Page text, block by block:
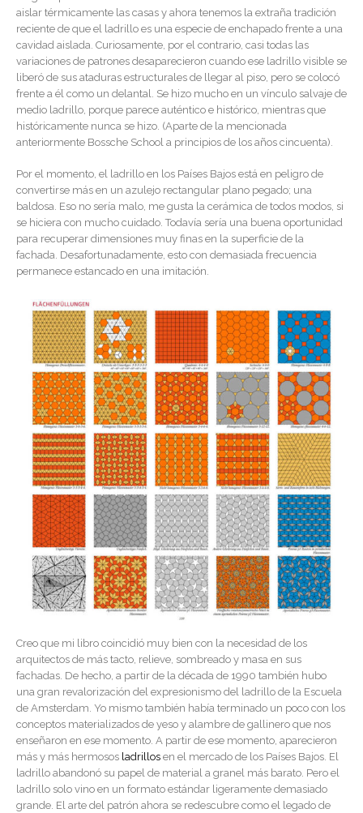
aislar térmicamente las casas y ahora tenemos la extraña tradición
reciente de que el ladrillo es una especie de enchapado frente a una
cavidad aislada. Curiosamente, por el contrario, casi todas las
variaciones de patrones desaparecieron cuando ese ladrillo visible se
liberó de sus ataduras estructurales de llegar al piso, pero se colocó
frente a él como un delantal. Se hizo mucho en un vínculo salvaje de
medio ladrillo, porque parece auténtico e histórico, mientras que
históricamente nunca se hizo. (Aparte de la mencionada
anteriormente Bossche School a principios de los años cincuenta).
Por el momento, el ladrillo en los Países Bajos está en peligro de
convertirse más en un azulejo rectangular plano pegado; una
baldosa. Eso no sería malo, me gusta la cerámica de todos modos, si
se hiciera con mucho cuidado. Todavía sería una buena oportunidad
para recuperar dimensiones muy finas en la superficie de la
fachada. Desafortunadamente, esto con demasiada frecuencia
permanece estancado en una imitación.
Creo que mi libro coincidió muy bien con la necesidad de los
arquitectos de más tacto, relieve, sombreado y masa en sus
fachadas. De hecho, a partir de la década de 1990 también hubo
una gran revalorización del expresionismo del ladrillo de la Escuela
de Amsterdam. Yo mismo también había terminado un poco con los
conceptos materializados de yeso y alambre de gallinero que nos
enseñaron en ese momento. A partir de ese momento, aparecieron
más y más hermosos ladrillos en el mercado de los Países Bajos. El
ladrillo abandonó su papel de material a granel más barato. Pero el
ladrillo solo vino en un formato estándar ligeramente demasiado
grande. El arte del patrón ahora se redescubre como el legado de